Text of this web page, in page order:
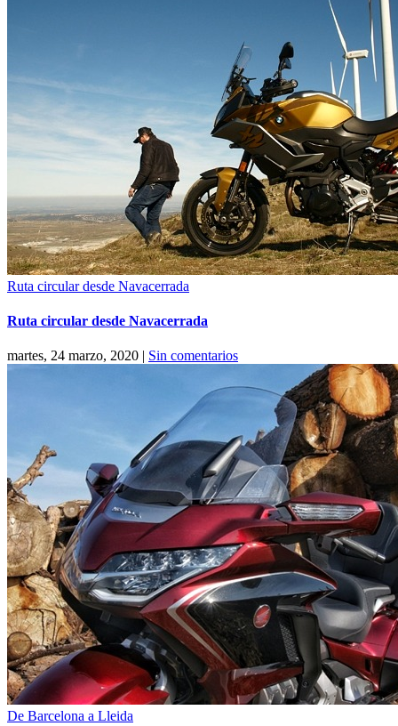
Ruta circular desde Navacerrada
Ruta circular desde Navacerrada
martes, 24 marzo, 2020 Sin comentarios
De Barcelona a Lleida